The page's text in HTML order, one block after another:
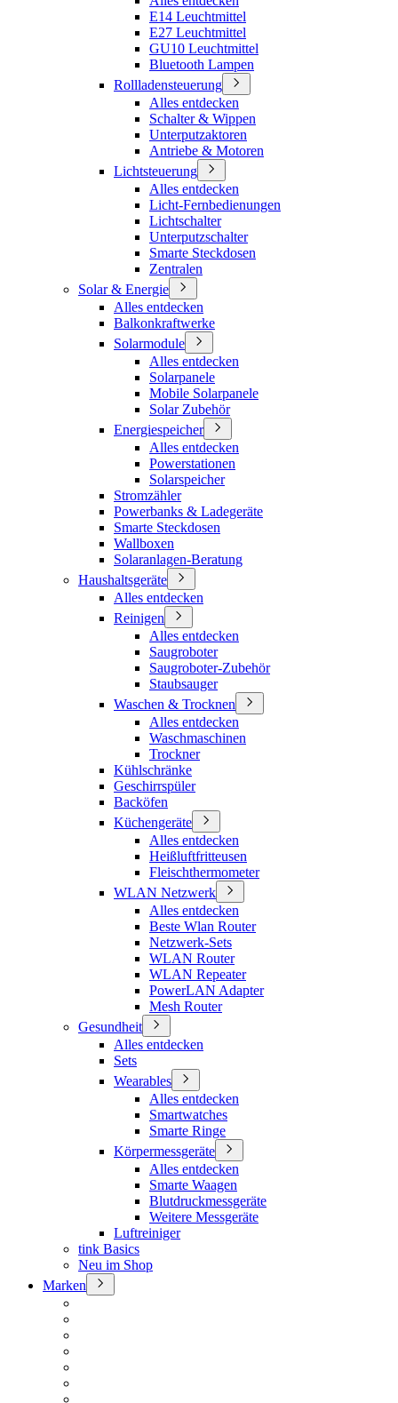
E14 Leuchtmittel
E27 Leuchtmittel
GU10 Leuchtmittel
Bluetooth Lampen
Rollladensteuerung
Alles entdecken
Schalter & Wippen
Unterputzaktoren
Antriebe & Motoren
Lichtsteuerung
Alles entdecken
Licht-Fernbedienungen
Lichtschalter
Unterputzschalter
Smarte Steckdosen
Zentralen
Solar & Energie
Alles entdecken
Balkonkraftwerke
Solarmodule
Alles entdecken
Solarpanele
Mobile Solarpanele
Solar Zubehör
Energiespeicher
Alles entdecken
Powerstationen
Solarspeicher
Stromzähler
Powerbanks & Ladegeräte
Smarte Steckdosen
Wallboxen
Solaranlagen-Beratung
Haushaltsgeräte
Alles entdecken
Reinigen
Alles entdecken
Saugroboter
Saugroboter-Zubehör
Staubsauger
Waschen & Trocknen
Alles entdecken
Waschmaschinen
Trockner
Kühlschränke
Geschirrspüler
Backöfen
Küchengeräte
Alles entdecken
Heißluftfritteusen
Fleischthermometer
WLAN Netzwerk
Alles entdecken
Beste Wlan Router
Netzwerk-Sets
WLAN Router
WLAN Repeater
PowerLAN Adapter
Mesh Router
Gesundheit
Alles entdecken
Sets
Wearables
Alles entdecken
Smartwatches
Smarte Ringe
Körpermessgeräte
Alles entdecken
Smarte Waagen
Blutdruckmessgeräte
Weitere Messgeräte
Luftreiniger
tink Basics
Neu im Shop
Marken